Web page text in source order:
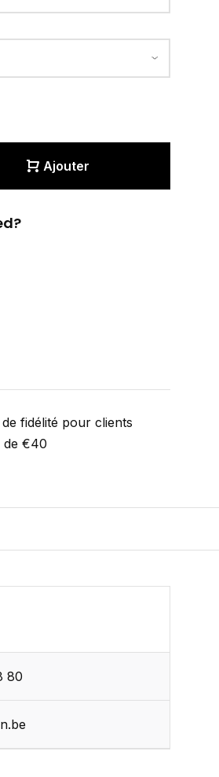
Ajouter
fidélité pour clients
de €40
80